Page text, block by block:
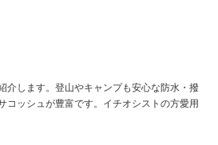
介します。登山やキャンプも安心な防水・撥
ッシュが豊富です。イチオシストの方愛用